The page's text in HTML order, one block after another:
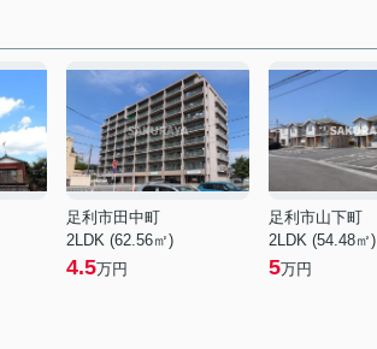
足利市田中町
2LDK (62.56㎡)
4.5万円
足利市山下町
2LDK (54.48㎡)
5万円